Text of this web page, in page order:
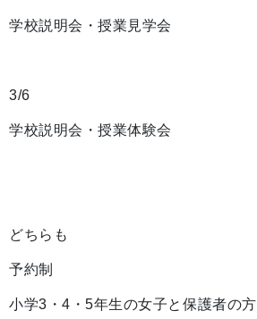
学校説明会・授業見学会
3/6
学校説明会・授業体験会
どちらも
予約制
小学3・4・5年生の女子と保護者の方